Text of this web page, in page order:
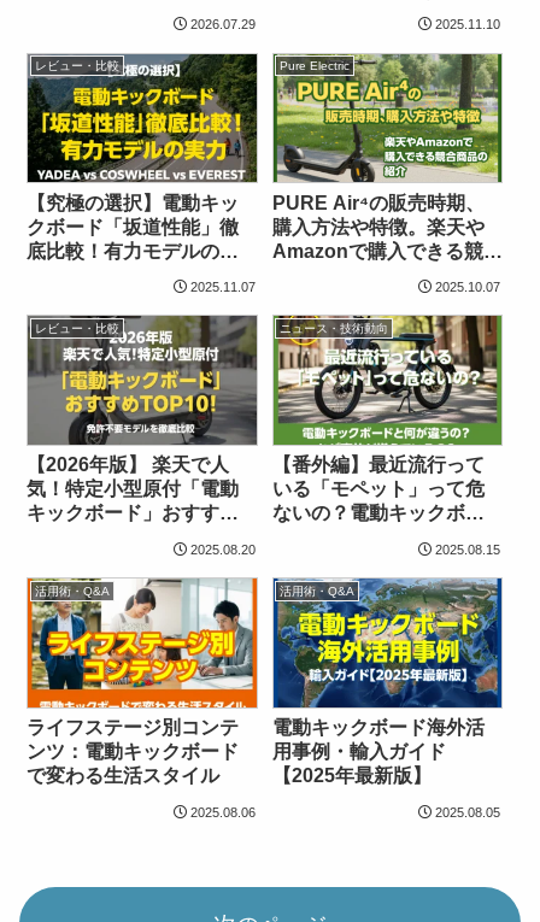
2026.07.29
レンジモデルを比較
2025.11.10
レビュー・比較
【究極の選択】電動キッ
クボード「坂道性能」徹
底比較！有力モデルの実
EVEREST)
2025.11.07
Pure Electric
PURE Air⁴の販売時期、
購入方法や特徴。楽天や
Amazonで購入できる競合
2025.10.07
レビュー・比較
【2026年版】 楽天で人
気！特定小型原付「電動
キックボード」おすすめ
2025.08.20
ニュース・技術動向
【番外編】最近流行って
いる「モペット」って危
ないの？電動キックボー
故が増えているの？
2025.08.15
活用術・Q&A
ライフステージ別コンテ
ンツ：電動キックボード
で変わる生活スタイル
2025.08.06
活用術・Q&A
電動キックボード海外活
用事例・輸入ガイド
【2025年最新版】
2025.08.05